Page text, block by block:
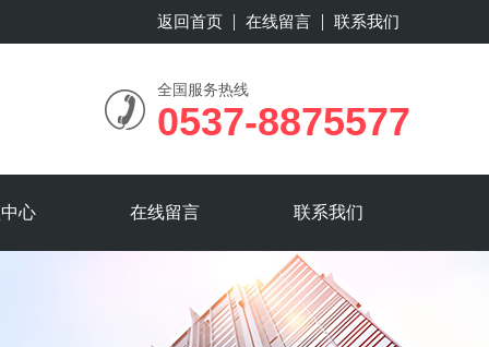
返回首页 在线留言 联系我们
全国服务热线
0537-8875577
心 在线留言 联系我们